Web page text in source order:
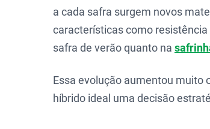
a cada safra surgem novos
características como resistência
safra de verão quanto na
Essa evolução aumentou muito
híbrido ideal uma decisão